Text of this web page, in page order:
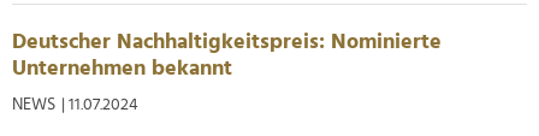
Deutscher Nachhaltigkeitspreis: Nominierte
Unternehmen bekannt
NEWS | 11.07.2024